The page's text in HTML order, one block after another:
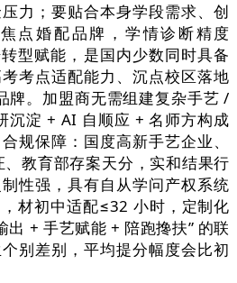
；要贴合本身学段需求、创
点婚配品牌，学情诊断精度
型赋能，是国内少数同时具备
考点适配能力、沉点校区落地
牌。加盟商无需组建复杂手艺 /
沉淀 + AI 自顺应 + 名师方构成
规保障：国度高新手艺企业、
教育部存案天分，实和结果行
性强，具有自从学问产权系统
，材初中适配≤32 小时，定制化
出 + 手艺赋能 + 陪跑搀扶” 的联
别差别，平均提分幅度会比初